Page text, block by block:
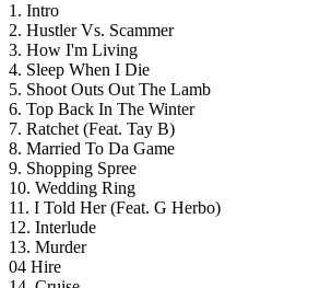
1. Intro
2. Hustler Vs. Scammer
3. How I'm Living
4. Sleep When I Die
5. Shoot Outs Out The Lamb
6. Top Back In The Winter
7. Ratchet (Feat. Tay B)
8. Married To Da Game
9. Shopping Spree
10. Wedding Ring
11. I Told Her (Feat. G Herbo)
12. Interlude
13. Murder
04 Hire